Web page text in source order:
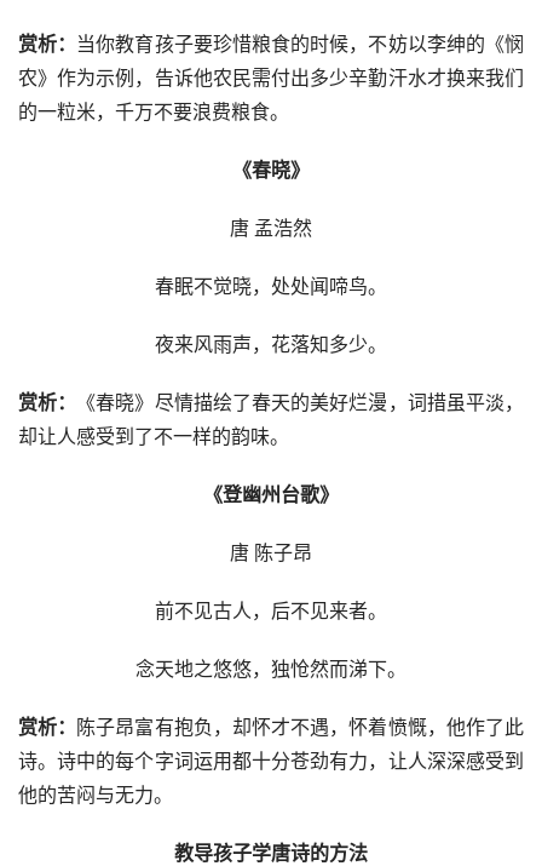
赏析： 当你教育孩子要珍惜粮食的时候，不妨以李绅的《悯
农》作为示例，告诉他农民需付出多少辛勤汗水才换来我们
的一粒米，千万不要浪费粮食。
《春晓》
唐 孟浩然
春眠不觉晓，处处闻啼鸟。
夜来风雨声，花落知多少。
赏析：
《春晓》尽情描绘了春天的美好烂漫，词措虽平淡，
却让人感受到了不一样的韵味。
《登幽州台歌》
唐 陈子昂
前不见古人，后不见来者。
念天地之悠悠，独怆然而涕下。
赏析： 陈子昂富有抱负，却怀才不遇，怀着愤慨，他作了此
诗。诗中的每个字词运用都十分苍劲有力，让人深深感受到
他的苦闷与无力。
教导孩子学唐诗的方法